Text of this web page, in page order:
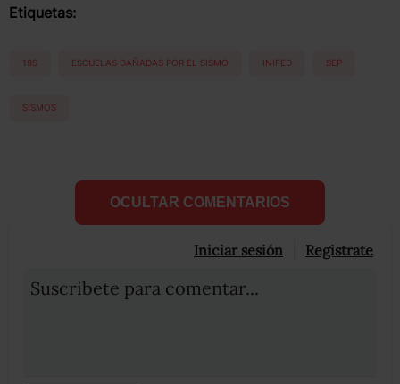
Etiquetas:
19S ESCUELAS DAÑADAS POR EL SISMO INIFED SEP
SISMOS
OCULTAR COMENTARIOS
Iniciar sesión Registrate
Suscribete para comentar...